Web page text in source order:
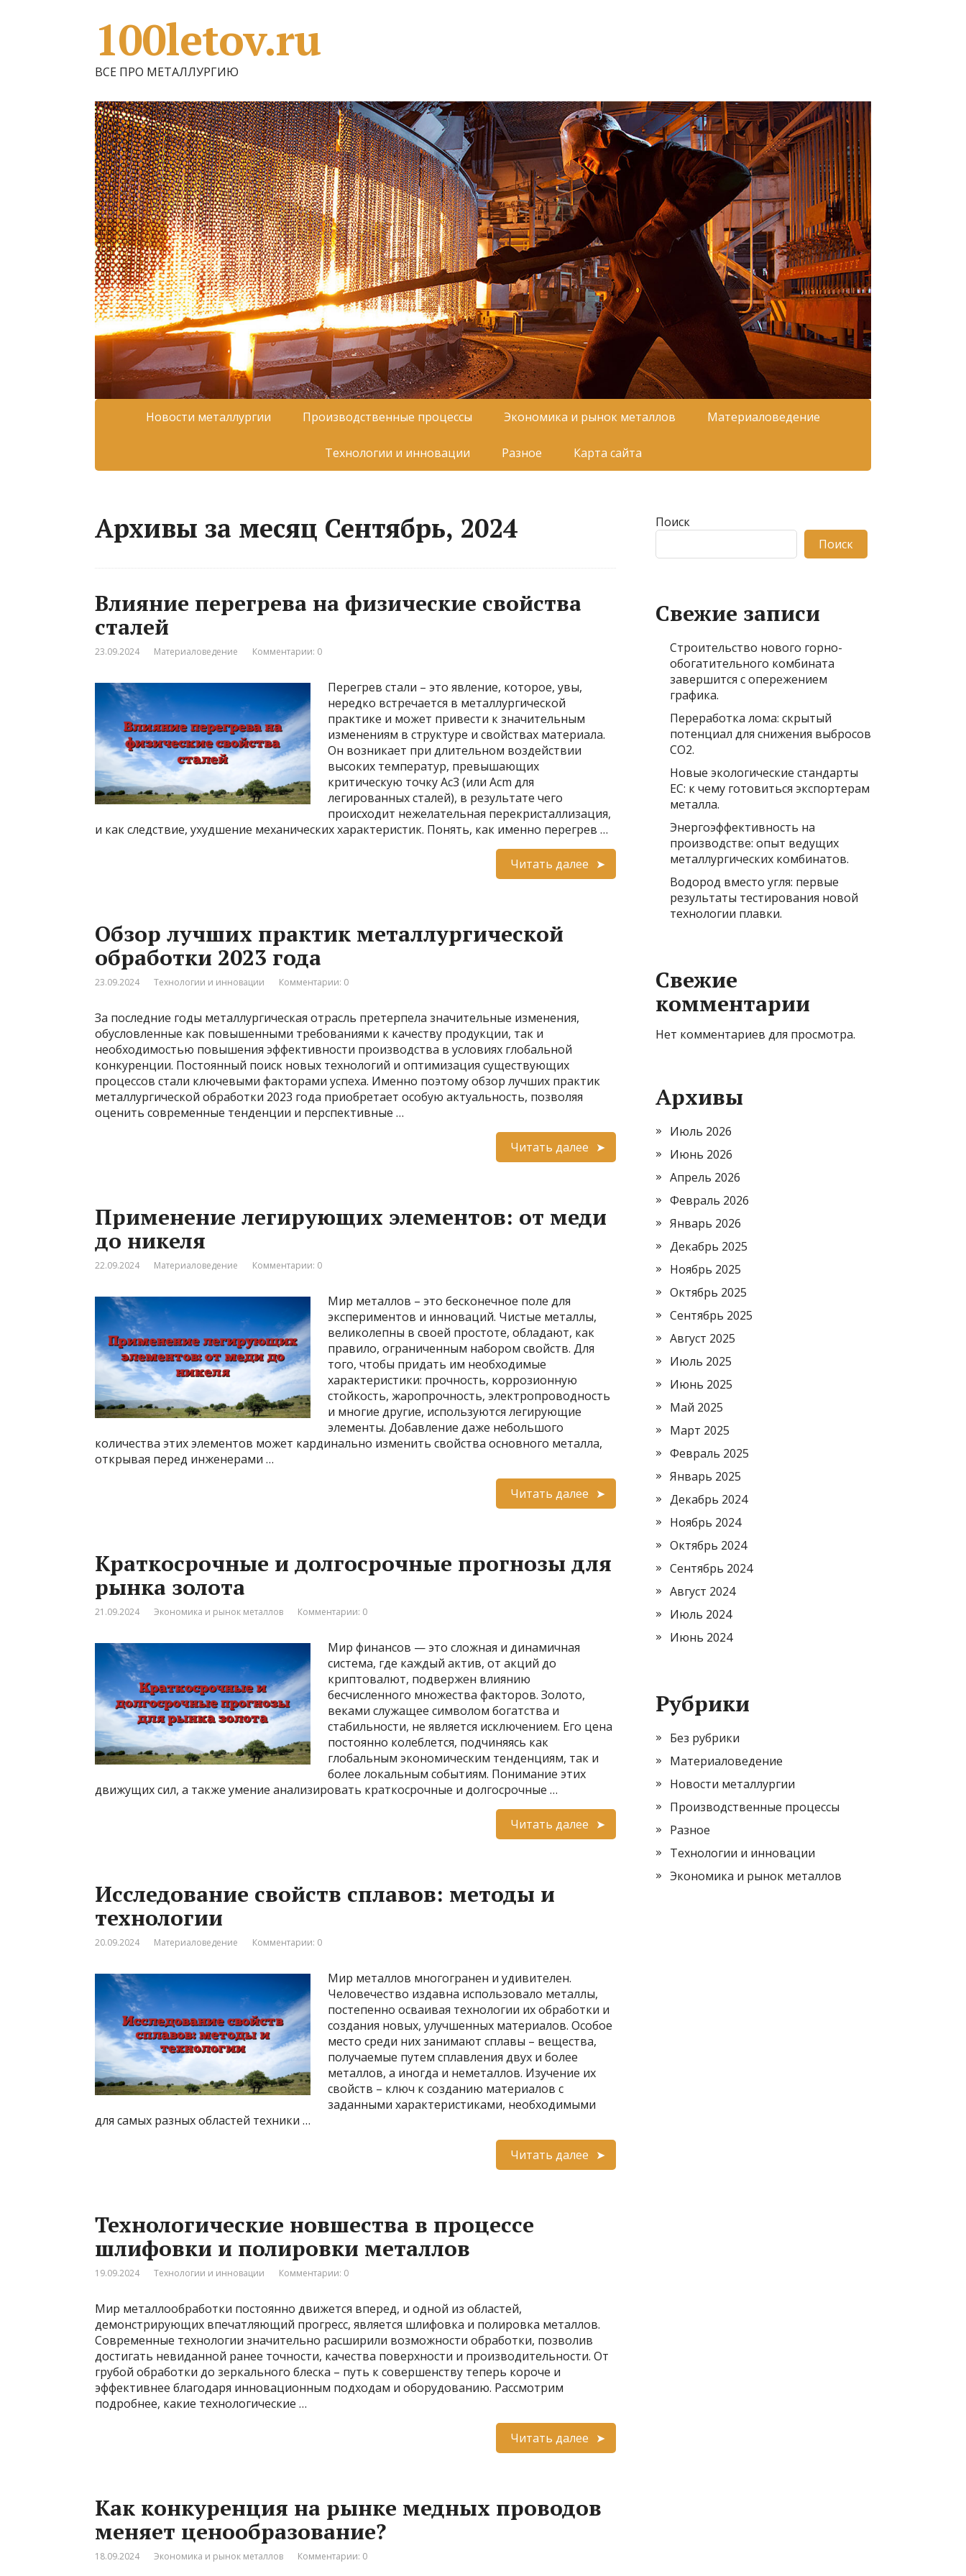
100letov.ru
ВСЕ ПРО МЕТАЛЛУРГИЮ
Новости металлургии Производственные процессы Экономика и рынок металлов Материаловедение
Технологии и инновации Разное Карта сайта
Архивы за месяц Сентябрь, 2024
Влияние перегрева на физические свойства
сталей
23.09.2024 Материаловедение Комментарии: 0
Перегрев стали – это явление, которое, увы,
нередко встречается в металлургической
практике и может привести к значительным
изменениям в структуре и свойствах материала.
Он возникает при длительном воздействии
высоких температур, превышающих
критическую точку Aс3 (или Acm для
легированных сталей), в результате чего
происходит нежелательная перекристаллизация,
и как следствие, ухудшение механических характеристик. Понять, как именно перегрев …
Читать далее
Обзор лучших практик металлургической
обработки 2023 года
23.09.2024 Технологии и инновации Комментарии: 0
За последние годы металлургическая отрасль претерпела значительные изменения,
обусловленные как повышенными требованиями к качеству продукции, так и
необходимостью повышения эффективности производства в условиях глобальной
конкуренции. Постоянный поиск новых технологий и оптимизация существующих
процессов стали ключевыми факторами успеха. Именно поэтому обзор лучших практик
металлургической обработки 2023 года приобретает особую актуальность, позволяя
оценить современные тенденции и перспективные …
Читать далее
Применение легирующих элементов: от меди
до никеля
22.09.2024 Материаловедение Комментарии: 0
Мир металлов – это бесконечное поле для
экспериментов и инноваций. Чистые металлы,
великолепны в своей простоте, обладают, как
правило, ограниченным набором свойств. Для
того, чтобы придать им необходимые
характеристики: прочность, коррозионную
стойкость, жаропрочность, электропроводность
и многие другие, используются легирующие
элементы. Добавление даже небольшого
количества этих элементов может кардинально изменить свойства основного металла,
открывая перед инженерами …
Читать далее
Краткосрочные и долгосрочные прогнозы для
рынка золота
21.09.2024 Экономика и рынок металлов Комментарии: 0
Мир финансов — это сложная и динамичная
система, где каждый актив, от акций до
криптовалют, подвержен влиянию
бесчисленного множества факторов. Золото,
веками служащее символом богатства и
стабильности, не является исключением. Его цена
постоянно колеблется, подчиняясь как
глобальным экономическим тенденциям, так и
более локальным событиям. Понимание этих
движущих сил, а также умение анализировать краткосрочные и долгосрочные …
Читать далее
Исследование свойств сплавов: методы и
технологии
20.09.2024 Материаловедение Комментарии: 0
Мир металлов многогранен и удивителен.
Человечество издавна использовало металлы,
постепенно осваивая технологии их обработки и
создания новых, улучшенных материалов. Особое
место среди них занимают сплавы – вещества,
получаемые путем сплавления двух и более
металлов, а иногда и неметаллов. Изучение их
свойств – ключ к созданию материалов с
заданными характеристиками, необходимыми
для самых разных областей техники …
Читать далее
Технологические новшества в процессе
шлифовки и полировки металлов
19.09.2024 Технологии и инновации Комментарии: 0
Мир металлообработки постоянно движется вперед, и одной из областей,
демонстрирующих впечатляющий прогресс, является шлифовка и полировка металлов.
Современные технологии значительно расширили возможности обработки, позволив
достигать невиданной ранее точности, качества поверхности и производительности. От
грубой обработки до зеркального блеска – путь к совершенству теперь короче и
эффективнее благодаря инновационным подходам и оборудованию. Рассмотрим
подробнее, какие технологические …
Читать далее
Как конкуренция на рынке медных проводов
меняет ценообразование?
18.09.2024 Экономика и рынок металлов Комментарии: 0
Поиск
Поиск
Свежие записи
Строительство нового горно-
обогатительного комбината
завершится с опережением
графика.
Переработка лома: скрытый
потенциал для снижения выбросов
CO2.
Новые экологические стандарты
ЕС: к чему готовиться экспортерам
металла.
Энергоэффективность на
производстве: опыт ведущих
металлургических комбинатов.
Водород вместо угля: первые
результаты тестирования новой
технологии плавки.
Свежие
комментарии
Нет комментариев для просмотра.
Архивы
Июль 2026
Июнь 2026
Апрель 2026
Февраль 2026
Январь 2026
Декабрь 2025
Ноябрь 2025
Октябрь 2025
Сентябрь 2025
Август 2025
Июль 2025
Июнь 2025
Май 2025
Март 2025
Февраль 2025
Январь 2025
Декабрь 2024
Ноябрь 2024
Октябрь 2024
Сентябрь 2024
Август 2024
Июль 2024
Июнь 2024
Рубрики
Без рубрики
Материаловедение
Новости металлургии
Производственные процессы
Разное
Технологии и инновации
Экономика и рынок металлов